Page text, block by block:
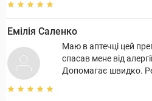
Емілія Саленко
Маю в аптечці цей
спасав мене від
Допомагає швидко.